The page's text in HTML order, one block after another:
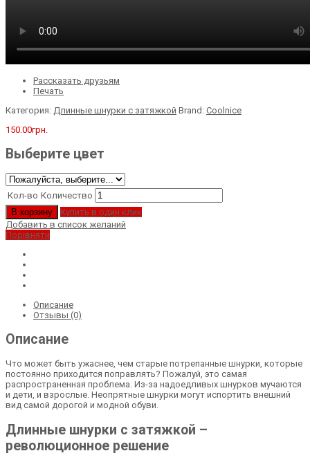
Рассказать друзьям
Печать
Категория: Длинные шнурки с затяжкой Brand: Coolnice
150.00грн.
Выберите цвет
Кол-во Количество
В корзину
Купить в один клик
Добавить в список желаний
Порівняти
Описание
Отзывы (0)
Описание
Что может быть ужаснее, чем старые потрепанные шнурки, которые
постоянно приходится поправлять? Пожалуй, это самая
распространенная проблема. Из-за надоедливых шнурков мучаются
и дети, и взрослые. Неопрятные шнурки могут испортить внешний
вид самой дорогой и модной обуви.
Длинные шнурки с затяжкой –
революционное решение